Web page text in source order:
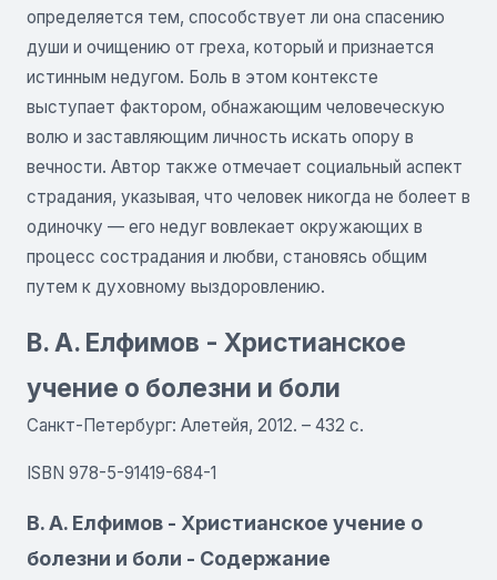
определяется тем, способствует ли она спасению
души и очищению от греха, который и признается
истинным недугом. Боль в этом контексте
выступает фактором, обнажающим человеческую
волю и заставляющим личность искать опору в
вечности. Автор также отмечает социальный аспект
страдания, указывая, что человек никогда не болеет в
одиночку — его недуг вовлекает окружающих в
процесс сострадания и любви, становясь общим
путем к духовному выздоровлению.
В. А. Елфимов - Христианское
учение о болезни и боли
Санкт-Петербург: Алетейя, 2012. – 432 с.
ISBN 978-5-91419-684-1
В. А. Елфимов - Христианское учение о
болезни и боли - Содержание